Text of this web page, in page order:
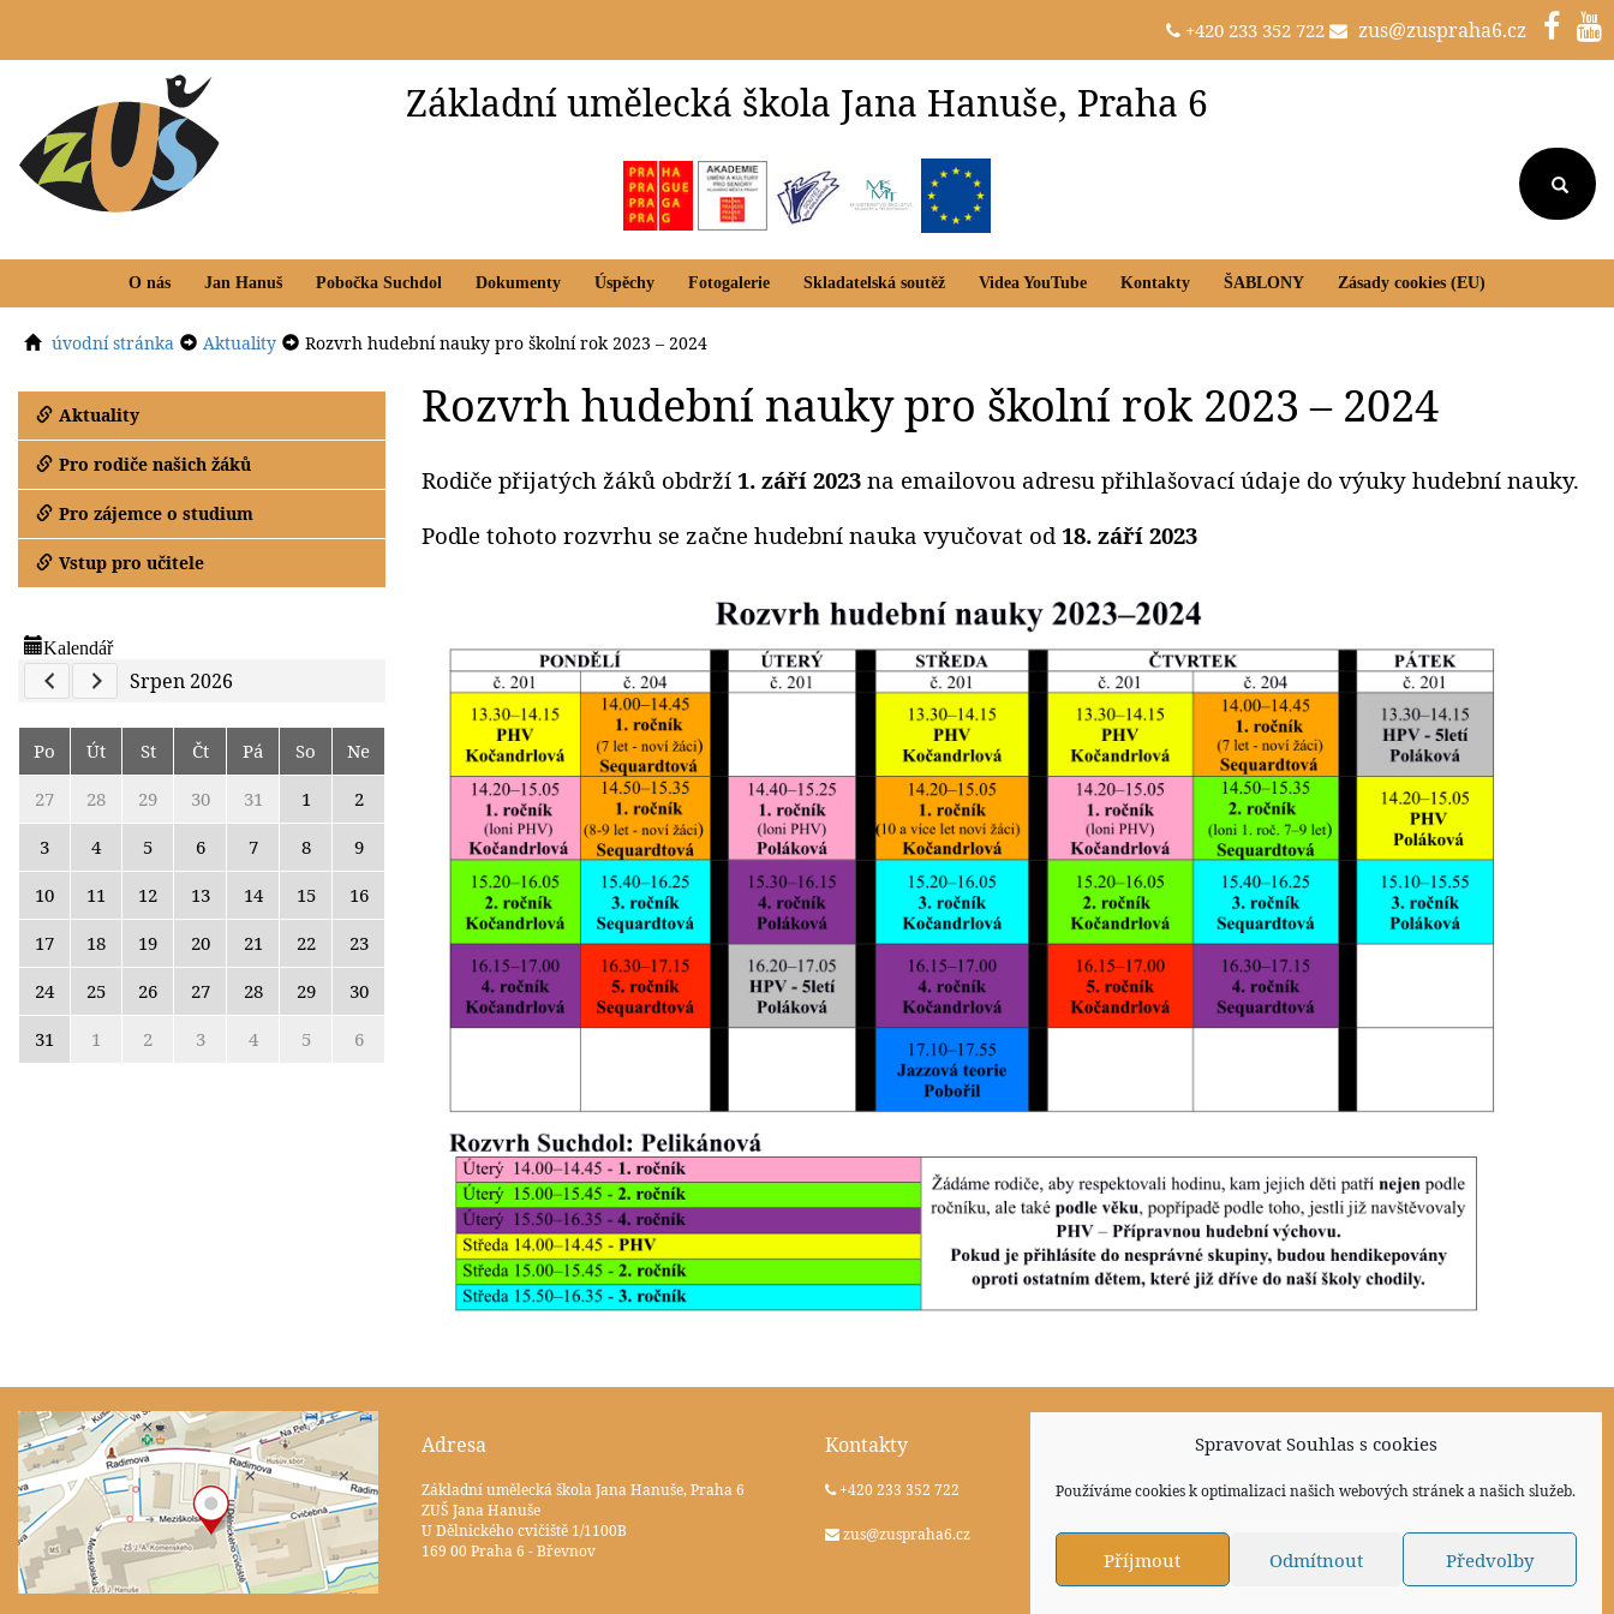
Spravovat Souhlas s cookies
Používáme cookies k optimalizaci našich webových stránek a našich služeb.
Příjmout Odmítnout Předvolby
+420 233 352 722 zus@zuspraha6.cz
Základní umělecká škola Jana Hanuše, Praha 6
O nás Jan Hanuš Pobočka Suchdol Dokumenty Úspěchy Fotogalerie Skladatelská soutěž Videa YouTube Kontakty ŠABLONY Zásady cookies (EU)
úvodní stránka Aktuality Rozvrh hudební nauky pro školní rok 2023 – 2024
Aktuality
Pro rodiče našich žáků
Pro zájemce o studium
Vstup pro učitele
Kalendář
Previous Calendar
Next Calendar
Srpen 2026
Po Út St Čt Pá So
Ne
27
28 29 30 31 1
2
3
4 5 6 7 8
9
10
11 12 13 14 15
16
17
18 19 20 21 22
23
24
25 26 27 28 29
30
31
1 2 3 4 5 6
Rozvrh hudební nauky pro školní rok 2023 – 2024
Rodiče přijatých žáků obdrží 1. září 2023 na emailovou adresu přihlašovací údaje do výuky hudební nauky.
Podle tohoto rozvrhu se začne hudební nauka vyučovat od 18. září 2023
Adresa
Základní umělecká škola Jana Hanuše, Praha 6
ZUŠ Jana Hanuše
U Dělnického cvičiště 1/1100B
169 00 Praha 6 - Břevnov
Kontakty
+420 233 352 722
zus@zuspraha6.cz
Sociální sítě